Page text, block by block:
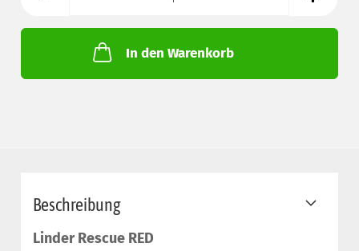
In den Warenkorb
Beschreibung
Linder Rescue RED